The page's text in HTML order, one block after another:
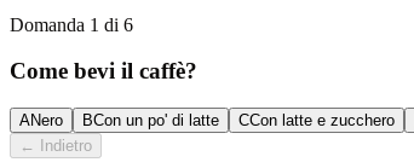
Domanda 1 di 6
Come bevi il caffè?
ANero BCon un po' di latte CCon latte e zucchero
←
Indietro